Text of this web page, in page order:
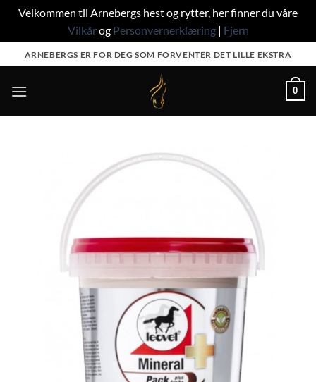
Velkommen til Arnebergs hest og rytter, her finner du våre
Vilkårog Personvernerklæring| Fjern
to
content
ARNEBERGS ER FOR DEG SOM FORVENTER DET LILLE EKSTRA
0